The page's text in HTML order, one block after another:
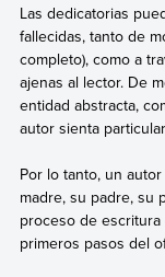
Las dedicatorias
fallecidas, tanto de
completo), como a
ajenas al lector. De
entidad abstracta,
autor sienta
Por lo tanto, un
madre, su padre, su
proceso de
primeros pasos del